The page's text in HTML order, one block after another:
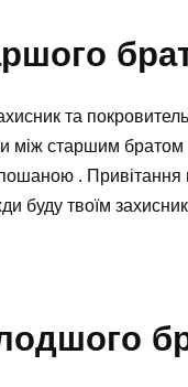
та
між старшим братом
. Привітання
буду твоїм